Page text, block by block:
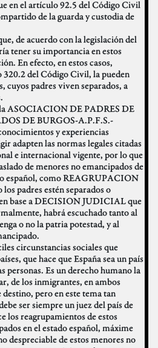
en el artículo 92.5 del Código Civil
de la guarda y custodia de
de acuerdo con la legislación del
tener su importancia en estos
En efecto, en estos casos,
del Código Civil, la pueden
cuyos padres viven separados, a
ASOCIACION DE PADRES DE
DE BURGOS-A.P.F.S.-
y experiencias
adapten las normas legales citadas
e internacional vigente, por lo que
de menores no emancipados de
español, como REAGRUPACION
padres estén separados o
base a DECISION JUDICIAL que
habrá escuchado tanto al
o no la patria potestad, y al
circunstancias sociales que
que hace que España sea un país
personas. Es un derecho humano la
de los inmigrantes, en ambos
destino, pero en este tema tan
ser siempre un juez del país de
los reagrupamientos de estos
en el estado español, máxime
despreciable de estos menores no